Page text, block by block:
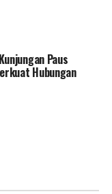
Paus
Hubungan